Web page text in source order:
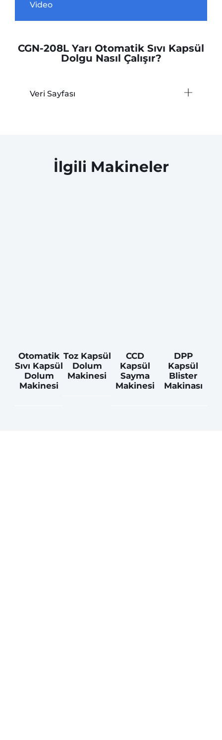
Video
CGN-208L Yarı Otomatik Sıvı Kapsül
Dolgu Nasıl Çalışır?
Veri Sayfası
İlgili Makineler
Otomatik
Sıvı Kapsül
Dolum
Makinesi
Toz Kapsül
Dolum
Makinesi
CCD
Kapsül
Sayma
Makinesi
DPP
Kapsül
Blister
Makinası